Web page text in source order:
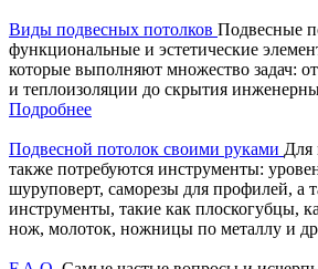
Виды подвесных потолков Подвесные
функциональные и эстетические
которые выполняют множество задач:
и теплоизоляции до скрытия
Подробнее
Подвесной потолок своими руками Для
также потребуются инструменты:
шуруповерт, саморезы для профилей, а
инструменты, такие как плоскогубцы,
нож, молоток, ножницы по металлу и